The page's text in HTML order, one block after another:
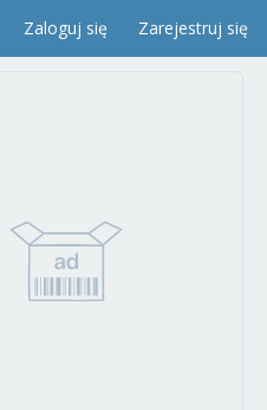
Zaloguj się Zarejestruj się